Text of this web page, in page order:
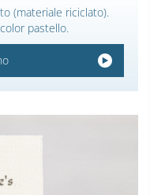
(materiale riciclato).
pastello.